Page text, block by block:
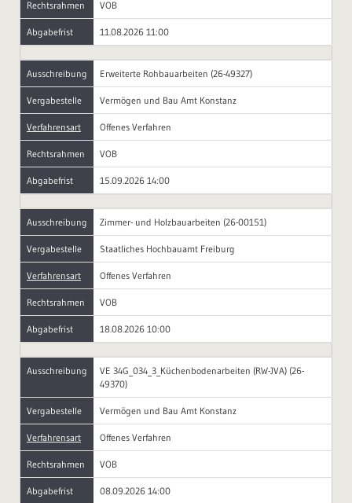
Rechtsrahmen VOB
Abgabefrist 11.08.2026 11:00
Ausschreibung Erweiterte Rohbauarbeiten (26-49327)
Vergabestelle Vermögen und Bau Amt Konstanz
Verfahrensart Offenes Verfahren
Rechtsrahmen VOB
Abgabefrist 15.09.2026 14:00
Ausschreibung Zimmer- und Holzbauarbeiten (26-00151)
Vergabestelle Staatliches Hochbauamt Freiburg
Verfahrensart Offenes Verfahren
Rechtsrahmen VOB
Abgabefrist 18.08.2026 10:00
Ausschreibung
VE 34G_034_3_Küchenbodenarbeiten (RW-JVA) (26-
49370)
Vergabestelle Vermögen und Bau Amt Konstanz
Verfahrensart Offenes Verfahren
Rechtsrahmen VOB
Abgabefrist 08.09.2026 14:00